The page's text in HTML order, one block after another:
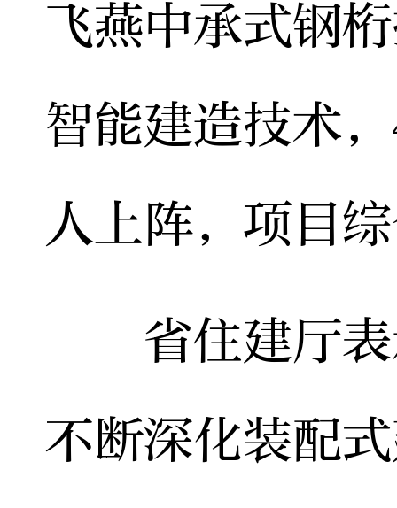
飞燕中承式钢
智能建造技术
人上阵，项目
省住建厅表
不断深化装配